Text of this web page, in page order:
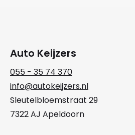
Auto Keijzers
055 - 35 74 370
info@autokeijzers.nl
Sleutelbloemstraat 29
7322 AJ Apeldoorn